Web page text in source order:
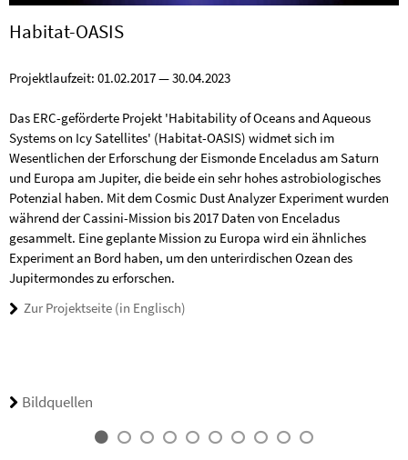
Habitat-OASIS
Projektlaufzeit: 01.02.2017 — 30.04.2023
Das ERC-geförderte Projekt 'Habitability of Oceans and Aqueous
Systems on Icy Satellites' (Habitat-OASIS) widmet sich im
Wesentlichen der Erforschung der Eismonde Enceladus am Saturn
und Europa am Jupiter, die beide ein sehr hohes astrobiologisches
Potenzial haben. Mit dem Cosmic Dust Analyzer Experiment wurden
während der Cassini-Mission bis 2017 Daten von Enceladus
gesammelt. Eine geplante Mission zu Europa wird ein ähnliches
Experiment an Bord haben, um den unterirdischen Ozean des
Jupitermondes zu erforschen.
Zur Projektseite (in Englisch)
Bildquellen